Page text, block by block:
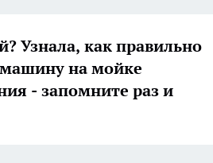
Узнала, как правильно
на мойке
- запомните раз и